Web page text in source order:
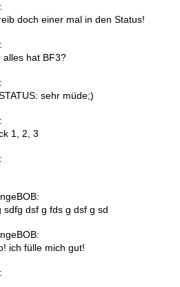
doch einer mal in den Status!
alles hat BF3?
sehr müde;)
1, 2, 3
sdfg dsf g fds g dsf g sd
ich fülle mich gut!